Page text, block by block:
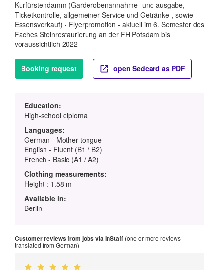
Kurfürstendamm (Garderobenannahme- und ausgabe,
Ticketkontrolle, allgemeiner Service und Getränke-, sowie
Essensverkauf) - Flyerpromotion - aktuell im 6. Semester des
Faches Steinrestaurierung an der FH Potsdam bis
voraussichtlich 2022
Booking request open Sedcard as PDF
Education:
High-school diploma
Languages:
German - Mother tongue
English - Fluent (B1 / B2)
French - Basic (A1 / A2)
Clothing measurements:
Height : 1.58 m
Available in:
Berlin
Customer reviews from jobs via InStaff (one or more reviews
translated from German)